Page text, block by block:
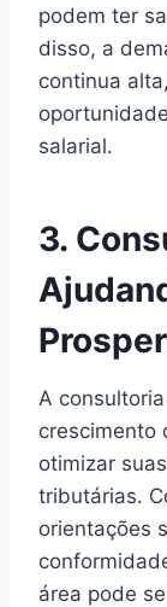
podem ter
disso, a
continua
salarial.
3.
A
crescimento
otimizar
tributárias.
orientações
área pode